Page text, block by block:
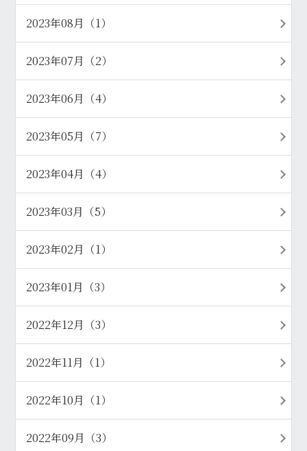
2023年08月（1）
2023年07月（2）
2023年06月（4）
2023年05月（7）
2023年04月（4）
2023年03月（5）
2023年02月（1）
2023年01月（3）
2022年12月（3）
2022年11月（1）
2022年10月（1）
2022年09月（3）